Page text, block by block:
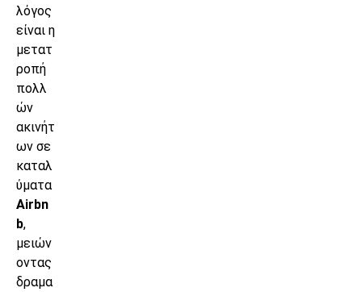
λόγος
είναι η
μετατ
ροπή
πολλ
ών
ακινήτ
ων σε
καταλ
ύματα
Airbn
b,
μειών
οντας
δραμα